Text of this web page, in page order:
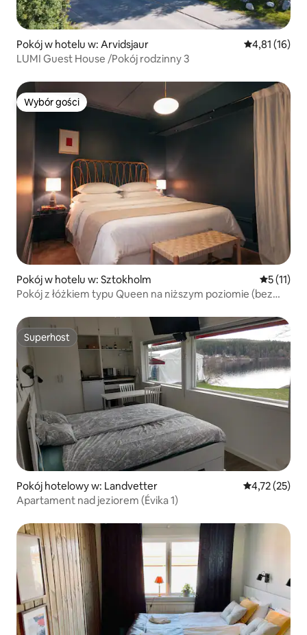
Pokój w hotelu w: Arvidsjaur Średnia
4,81 (16)
LUMI Guest House /Pokój rodzinny 3
Wybór gości
Wybór gości
Pokój w hotelu w: Sztokholm Średnia
5 (11)
Pokój z łóżkiem typu Queen na niższym poziomie (bez
Superhost
Superhost
Pokój hotelowy w: Landvetter Średnia
4,72 (25)
Apartament nad jeziorem (Évika 1)